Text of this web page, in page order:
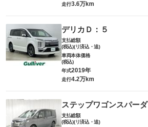
走行3.6万km
デリカＤ：５
支払総額
(税込)(リ済込・追)
車両本体価格
(税込)
年式2019年
走行4.2万km
ステップワゴンスパーダ
支払総額
(税込)(リ済込・追)